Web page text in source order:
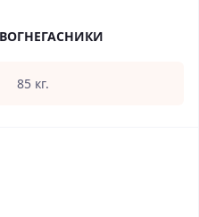
85 кг.